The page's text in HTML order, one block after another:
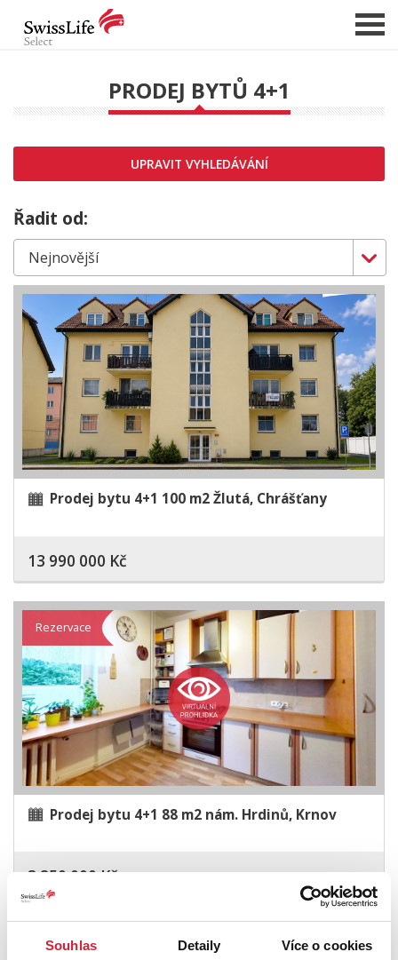
Souhlas Detaily Více o cookies
NABÍDKA NEMOVITOSTÍ
CHCI PRODAT / PRONAJMOUT
HLÍDAT NOVÉ NABÍDKY
CHCI OCENIT NEMOVITOST
O NÁS
REFERENCE
SLUŽBY
KARIÉRA
FINANCOVÁNÍ / HYPOTÉKA
KONTAKT
PRODEJ BYTŮ 4+1
UPRAVIT VYHLEDÁVÁNÍ
Řadit od:
Prodej bytu 4+1 100 m2 Žlutá, Chrášťany
13 990 000 Kč
Rezervace
Prodej bytu 4+1 88 m2 nám. Hrdinů, Krnov
3 850 000 Kč